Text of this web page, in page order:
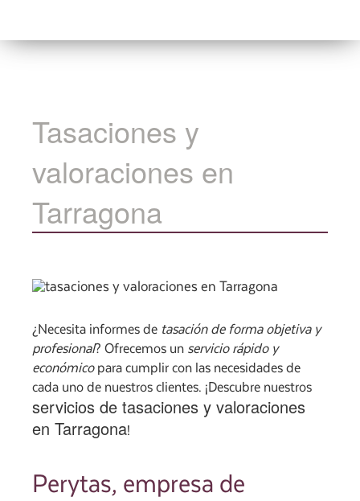
Tasaciones y
valoraciones en
Tarragona
¿Necesita informes de tasación de forma objetiva y
profesional? Ofrecemos un servicio rápido y
económicopara cumplir con las necesidades de
cada uno de nuestros clientes. ¡Descubre nuestros
servicios de tasaciones y valoraciones
en Tarragona!
Perytas, empresa de